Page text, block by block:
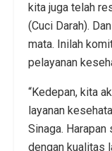
kita juga telah
(Cuci Darah).
mata. Inilah
pelayanan
“Kedepan, kita
layanan
Sinaga. Harapan
dengan kualitas